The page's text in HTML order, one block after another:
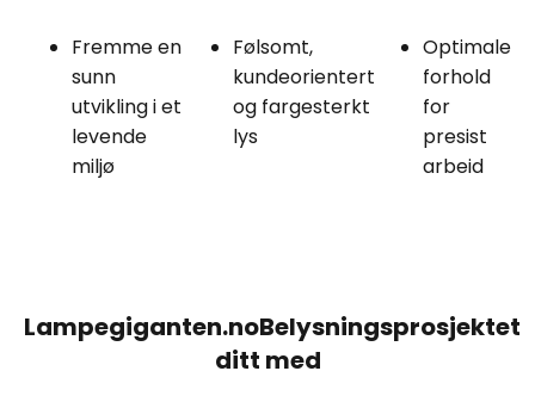
Fremme en
sunn
utvikling i et
levende
miljø
Følsomt,
kundeorientert
og fargesterkt
lys
Optimale
forhold
for
presist
arbeid
Lampegiganten.noBelysningsprosjektet
ditt med